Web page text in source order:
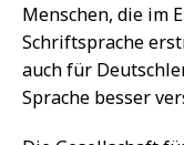
Menschen, die im
Schriftsprache
auch für
Sprache besser